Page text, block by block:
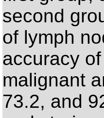
second
of lymph
accuracy
malignant
73.2, and